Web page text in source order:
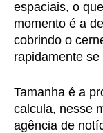
espaciais, o
momento é a
cobrindo o
rapidamente
Tamanha é a
calcula, nesse
agência de